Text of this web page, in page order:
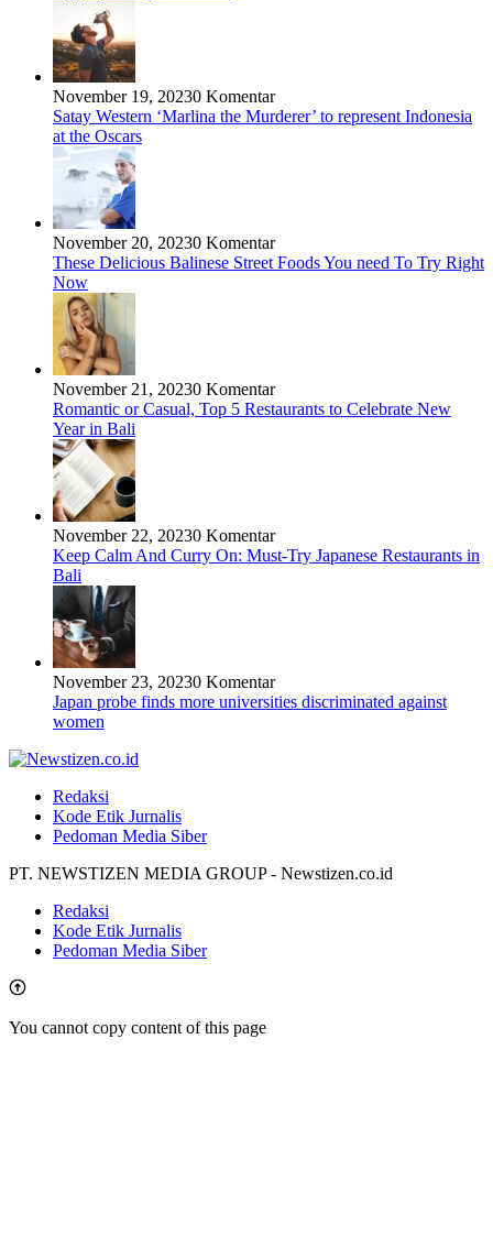
November 19, 20230 Komentar
Satay Western ‘Marlina the Murderer’ to represent Indonesia
at the Oscars
November 20, 20230 Komentar
These Delicious Balinese Street Foods You need To Try Right
Now
November 21, 20230 Komentar
Romantic or Casual, Top 5 Restaurants to Celebrate New
Year in Bali
November 22, 20230 Komentar
Keep Calm And Curry On: Must-Try Japanese Restaurants in
Bali
November 23, 20230 Komentar
Japan probe finds more universities discriminated against
women
Redaksi
Kode Etik Jurnalis
Pedoman Media Siber
PT. NEWSTIZEN MEDIA GROUP - Newstizen.co.id
Redaksi
Kode Etik Jurnalis
Pedoman Media Siber
You cannot copy content of this page